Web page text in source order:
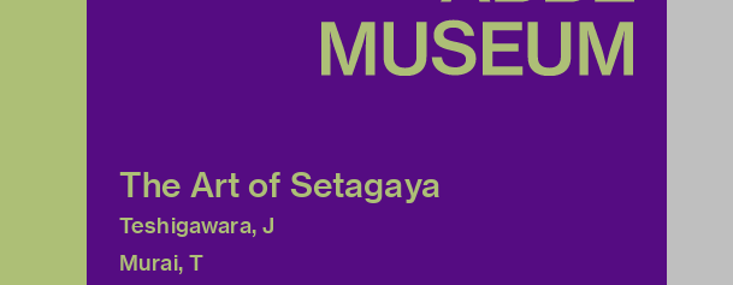
The Art of Setagaya
Teshigawara, J
Murai, T